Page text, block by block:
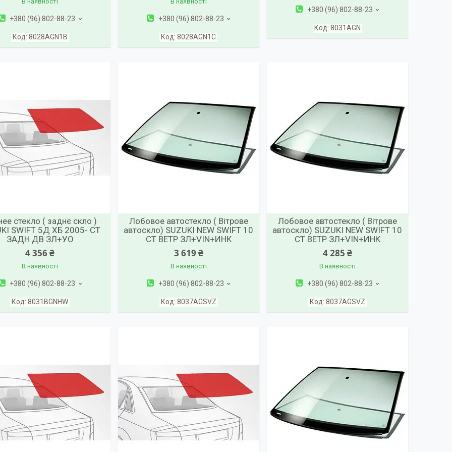
+380 (96) 802-88-23
8028AGN1B
+380 (96) 802-88-23
8028AGN1C
+380 (96) 802-88-23
8031AGN
стекло ( заднє скло )
SWIFT 5Д ХБ 2005- СТ
ЗАДН ДВ ЗЛ+УО
4 356 ₴
В наявності
+380 (96) 802-88-23
8031BGNHW
Лобовое автостекло ( Вітрове
автоскло) SUZUKI NEW SWIFT 10
СТ ВЕТР ЗЛ+VIN+ИНК
3 619 ₴
В наявності
+380 (96) 802-88-23
8037AGSVZ
Лобовое автостекло ( Вітрове
автоскло) SUZUKI NEW SWIFT 10
СТ ВЕТР ЗЛ+VIN+ИНК
4 285 ₴
В наявності
+380 (96) 802-88-23
8037AGSVZ